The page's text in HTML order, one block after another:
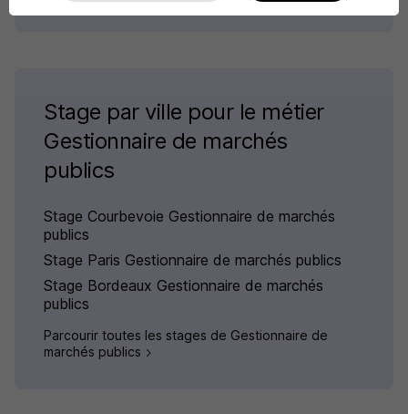
Stage par ville pour le métier
Gestionnaire de marchés
publics
Stage Courbevoie Gestionnaire de marchés
publics
Stage Paris Gestionnaire de marchés publics
Stage Bordeaux Gestionnaire de marchés
publics
Parcourir toutes les stages de Gestionnaire de
marchés publics